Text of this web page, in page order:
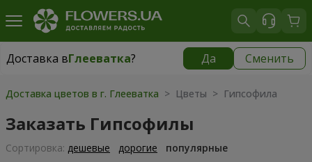
Доставка вГлееватка? Да Сменить
Доставка вГлееватка|
Доставка цветов в г. Глееватка > Цветы > Гипсофила
Заказать Гипсофилы
Cортировка: дешевые дорогие популярные